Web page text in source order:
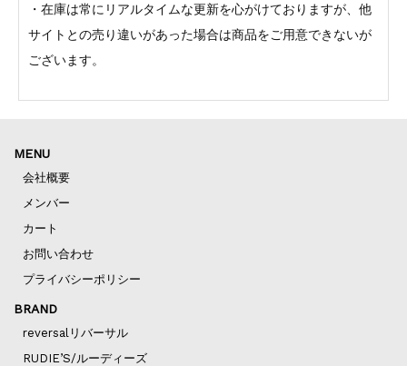
・在庫は常にリアルタイムな更新を心がけておりますが、他
サイトとの売り違いがあった場合は商品をご用意できないが
ございます。
MENU
会社概要
メンバー
カート
お問い合わせ
プライバシーポリシー
BRAND
reversalリバーサル
RUDIE’S/ルーディーズ